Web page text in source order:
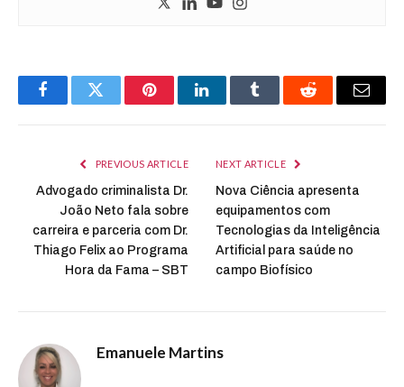
FacebookTwitter PinterestLinkedInTumblr Reddit Email
PREVIOUS ARTICLE
Advogado criminalista Dr.
João Neto fala sobre
carreira e parceria com Dr.
Thiago Felix ao Programa
Hora da Fama – SBT
NEXT ARTICLE
Nova Ciência apresenta
equipamentos com
Tecnologias da Inteligência
Artificial para saúde no
campo Biofísico
Emanuele Martins